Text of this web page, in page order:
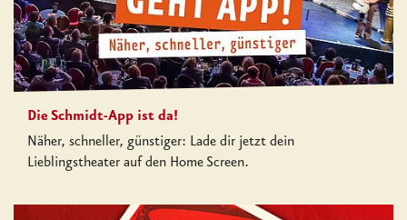
Die Schmidt-App ist da!
Näher, schneller, günstiger: Lade dir jetzt dein
Lieblingstheater auf den Home Screen.